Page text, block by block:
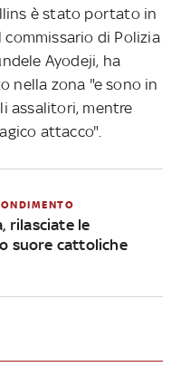
è stato portato in
commissario di Polizia
Ayodeji, ha
nella zona "e sono in
assalitori, mentre
attacco".
rilasciate le
suore cattoliche